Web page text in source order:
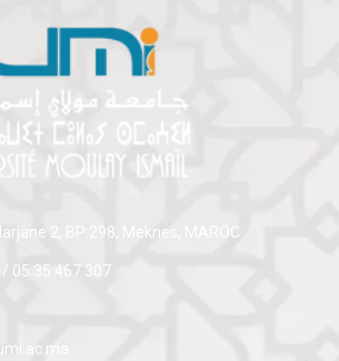
2, BP:298, Meknes, MAROC
05 35 467 307